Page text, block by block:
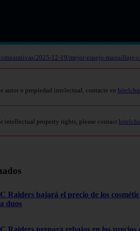
2025-12-19/mejor-espejo-maquillaje-
autor o propiedad intelectual, contacte en
property rights, please contact
Raiders bajará el precio de los
duos
Raiders prepara rebajas en los precios